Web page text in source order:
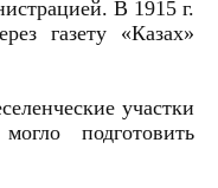
В 1915 г.
газету «Казах»
участки
подготовить